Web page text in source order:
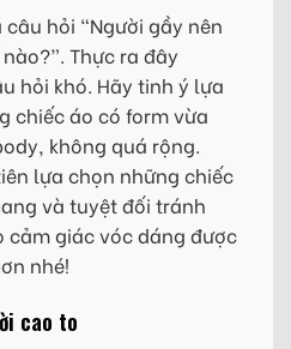
hỏi “Người gầy nên
Thực ra đây
hỏi khó. Hãy tinh ý lựa
chiếc áo có form vừa
không quá rộng.
lựa chọn những chiếc
và tuyệt đối tránh
cảm giác vóc dáng được
nhé!
cao to